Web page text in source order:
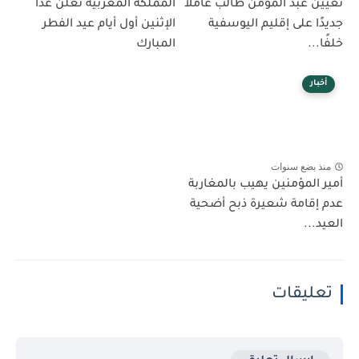
تعيين عبد المومن طالب عاملاً
جديدًا على إقليم اليوسفية
خلفًا...
المملكة المغربية تعلن غدًا
الإثنين أول أيام عيد الفطر
المبارك
أخبار
منذ بضع سنوات
أمير المؤمنين يهيب بالمغاربة
عدم إقامة شعيرة ذبح أضحية
العيد...
تعليقات